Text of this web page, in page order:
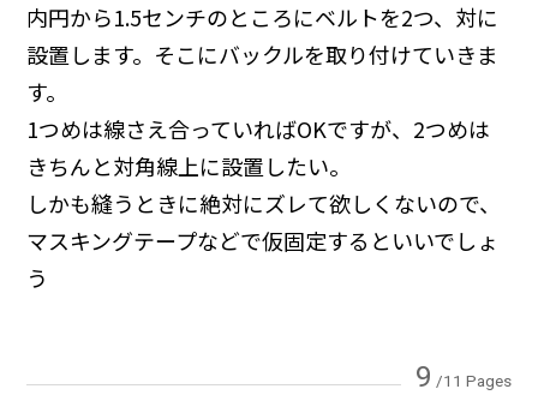
内円から1.5センチのところにベルトを2つ、対に
設置します。そこにバックルを取り付けていきま
す。
1つめは線さえ合っていればOKですが、2つめは
きちんと対角線上に設置したい。
しかも縫うときに絶対にズレて欲しくないので、
マスキングテープなどで仮固定するといいでしょ
う
9 /11 Pages